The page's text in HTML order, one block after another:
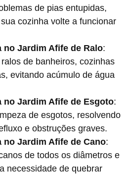
de pias entupidas,
cozinha volte a funcionar
no Jardim Afife de Ralo:
de banheiros, cozinhas
evitando acúmulo de água
no Jardim Afife de Esgoto:
de esgotos, resolvendo
e obstruções graves.
no Jardim Afife de Cano:
de todos os diâmetros e
necessidade de quebrar